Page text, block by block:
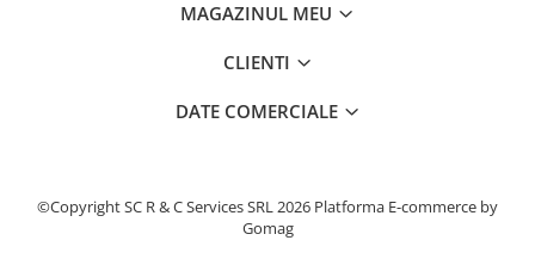
MAGAZINUL MEU
CLIENTI
DATE COMERCIALE
©Copyright SC R & C Services SRL 2026 Platforma E-commerce by
Gomag